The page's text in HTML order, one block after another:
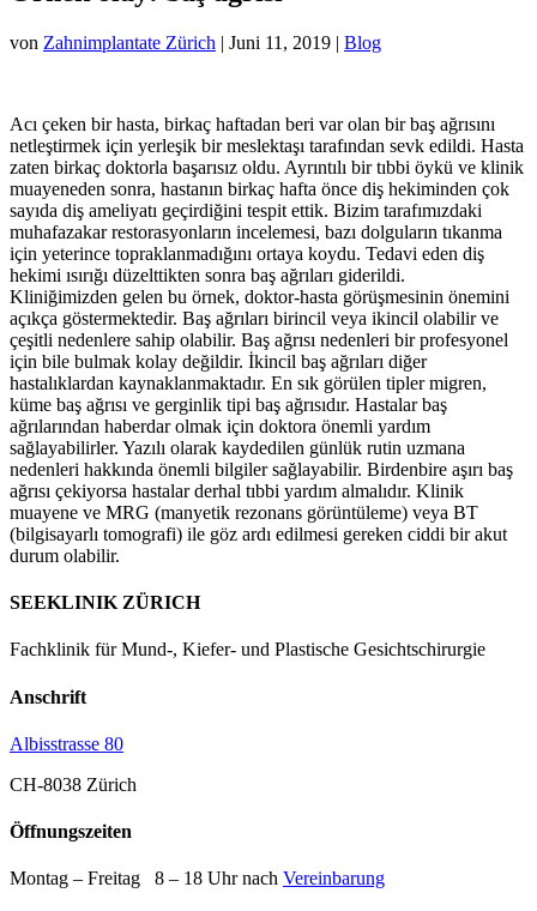
von Zahnimplantate Zürich | Juni 11, 2019 | Blog
Acı çeken bir hasta, birkaç haftadan beri var olan bir baş ağrısını
netleştirmek için yerleşik bir meslektaşı tarafından sevk edildi. Hasta
zaten birkaç doktorla başarısız oldu. Ayrıntılı bir tıbbi öykü ve klinik
muayeneden sonra, hastanın birkaç hafta önce diş hekiminden çok
sayıda diş ameliyatı geçirdiğini tespit ettik. Bizim tarafımızdaki
muhafazakar restorasyonların incelemesi, bazı dolguların tıkanma
için yeterince topraklanmadığını ortaya koydu. Tedavi eden diş
hekimi ısırığı düzelttikten sonra baş ağrıları giderildi.
Kliniğimizden gelen bu örnek, doktor-hasta görüşmesinin önemini
açıkça göstermektedir. Baş ağrıları birincil veya ikincil olabilir ve
çeşitli nedenlere sahip olabilir. Baş ağrısı nedenleri bir profesyonel
için bile bulmak kolay değildir. İkincil baş ağrıları diğer
hastalıklardan kaynaklanmaktadır. En sık görülen tipler migren,
küme baş ağrısı ve gerginlik tipi baş ağrısıdır. Hastalar baş
ağrılarından haberdar olmak için doktora önemli yardım
sağlayabilirler. Yazılı olarak kaydedilen günlük rutin uzmana
nedenleri hakkında önemli bilgiler sağlayabilir. Birdenbire aşırı baş
ağrısı çekiyorsa hastalar derhal tıbbi yardım almalıdır. Klinik
muayene ve MRG (manyetik rezonans görüntüleme) veya BT
(bilgisayarlı tomografi) ile göz ardı edilmesi gereken ciddi bir akut
durum olabilir.
SEEKLINIK ZÜRICH
Fachklinik für Mund-, Kiefer- und Plastische Gesichtschirurgie
Anschrift
Albisstrasse 80
CH-8038 Zürich
Öffnungszeiten
Montag – Freitag 8 – 18 Uhr nach Vereinbarung